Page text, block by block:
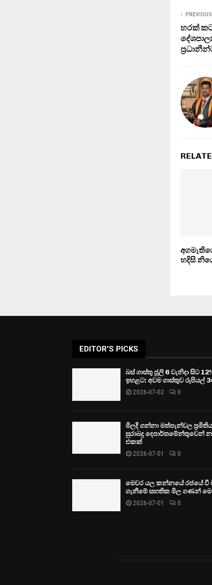
හරක්
හදිසි
EDITOR'S PICKS
බස් ගාස්තු ජූලි 6 වැනිදා සිට
ඉහළට: අවම ගාස්තුව රුපියල්
2026-07-02 0
මිලදී ගන්නා මත්පැන්වල
සුරාබදු දෙපාර්තමේන්තුවෙන්
එකක්
2026-07-01 0
මෙවර යල කන්නයේ රජයේ වී
ගැනීමේ සහතික මිල ගණන්
2026-07-01 0